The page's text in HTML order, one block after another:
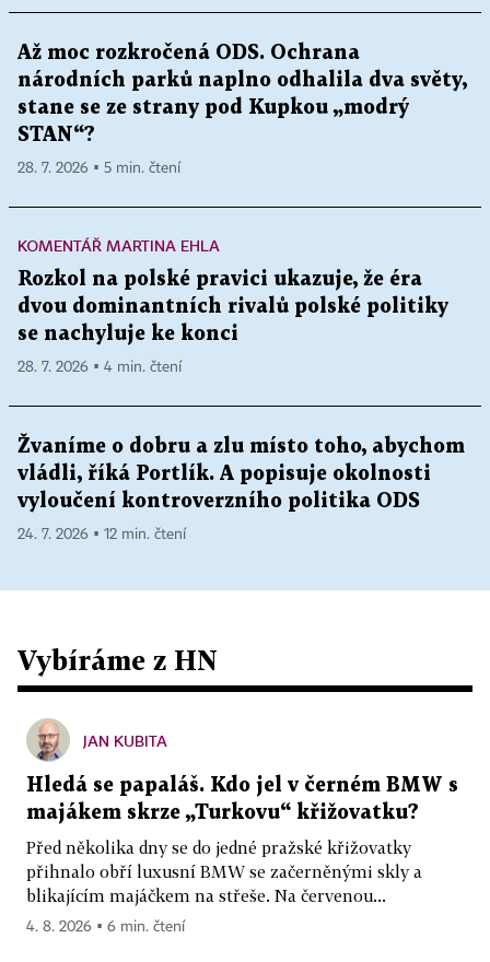
Až moc rozkročená ODS. Ochrana
národních parků naplno odhalila dva světy,
stane se ze strany pod Kupkou „modrý
STAN“?
28. 7. 2026 ▪ 5 min. čtení
KOMENTÁŘ MARTINA EHLA
Rozkol na polské pravici ukazuje, že éra
dvou dominantních rivalů polské politiky
se nachyluje ke konci
28. 7. 2026 ▪ 4 min. čtení
Žvaníme o dobru a zlu místo toho, abychom
vládli, říká Portlík. A popisuje okolnosti
vyloučení kontroverzního politika ODS
24. 7. 2026 ▪ 12 min. čtení
Vybíráme z HN
JAN KUBITA
Hledá se papaláš. Kdo jel v černém BMW s
majákem skrze „Turkovu“ křižovatku?
Před několika dny se do jedné pražské křižovatky
přihnalo obří luxusní BMW se začerněnými skly a
blikajícím majáčkem na střeše. Na červenou...
4. 8. 2026 ▪ 6 min. čtení